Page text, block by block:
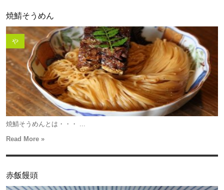
焼鯖そうめん
や
焼鯖そうめんとは・・・ ...
Read More »
赤飯饅頭